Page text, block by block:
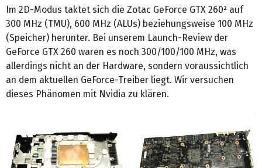
Im 2D-Modus taktet sich die Zotac GeForce GTX 260² auf
300 MHz (TMU), 600 MHz (ALUs) beziehungsweise 100 MHz
(Speicher) herunter. Bei unserem Launch-Review der
GeForce GTX 260 waren es noch 300/100/100 MHz, was
allerdings nicht an der Hardware, sondern voraussichtlich
an dem aktuellen GeForce-Treiber liegt. Wir versuchen
dieses Phänomen mit Nvidia zu klären.